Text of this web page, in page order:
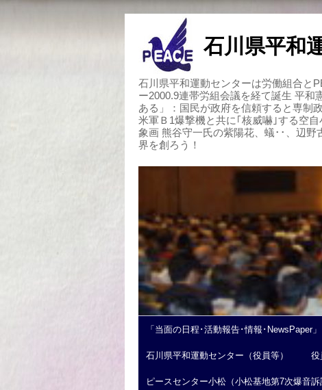
石川県平和
石川県平和運動センターは労働組合と
ー2000.9連帯労組会議を経て誕生 平
ある」：国民が政府を信頼すると専制
米軍Ｂ1爆撃機と共に｢核威嚇｣する空
象画 熊谷守一氏の紫陽花、蟻･･、辺
界を創ろう！
「当面の日程･活動報告･情報･NewsPaper」
石川県平和運動センター（役員等） 役
ピースセンター小松（小松基地第7次爆音訴